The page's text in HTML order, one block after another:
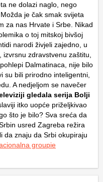
ne dolazi naglo, nego
je čak smak svijeta
za nas Hrvate i Srbe. Nikad
o toj mitskoj bivšoj
narodi živjeli zajedno, u
zdravstvenu zaštitu,
Dalmatinaca, nije bilo
su bili prirodno inteligentni,
A nedjeljom se navečer
gledala serija Bolji
itko uopće priželjkivao
što je bilo? Sva sreća da
usred Zagreba režira
da znaju da Srbi okupiraju
groupie